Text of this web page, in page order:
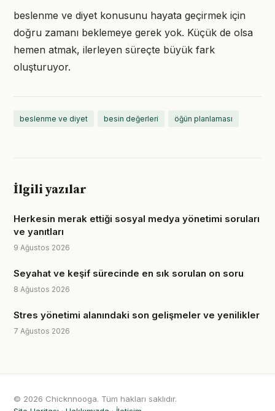
beslenme ve diyet konusunu hayata geçirmek için
doğru zamanı beklemeye gerek yok. Küçük de olsa
hemen atmak, ilerleyen süreçte büyük fark
oluşturuyor.
beslenme ve diyet besin değerleri öğün planlaması
İlgili yazılar
Herkesin merak ettiği sosyal medya yönetimi soruları
ve yanıtları
9 Ağustos 2026
Seyahat ve keşif sürecinde en sık sorulan on soru
8 Ağustos 2026
Stres yönetimi alanındaki son gelişmeler ve yenilikler
7 Ağustos 2026
© 2026 Chicknnooga. Tüm hakları saklıdır.